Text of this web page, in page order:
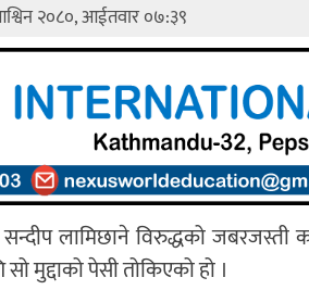
२०८०, आईतवार ०७:३९
सन्दीप लामिछाने विरुद्धको
मुद्दाको पेसी तोकिएको हो ।